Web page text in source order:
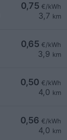
0,75 €/kWh
3,7 km
0,65 €/kWh
3,9 km
0,50 €/kWh
4,0 km
0,56 €/kWh
4,0 km